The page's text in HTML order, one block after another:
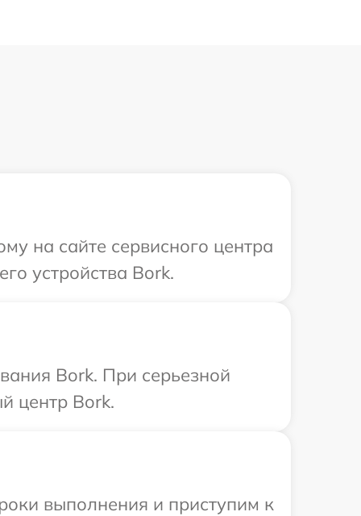
на сайте сервисного центра
устройства Bork.
Bork. При серьезной
центр Bork.
выполнения и приступим к